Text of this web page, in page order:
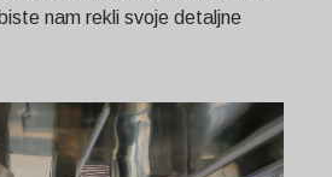
nam rekli svoje detaljne